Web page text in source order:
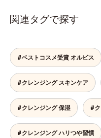
関連タグで探す
#ベストコスメ受賞 オルビス
#クレンジング スキンケア
#クレンジング 保湿 #
#クレンジング ハリつや習慣